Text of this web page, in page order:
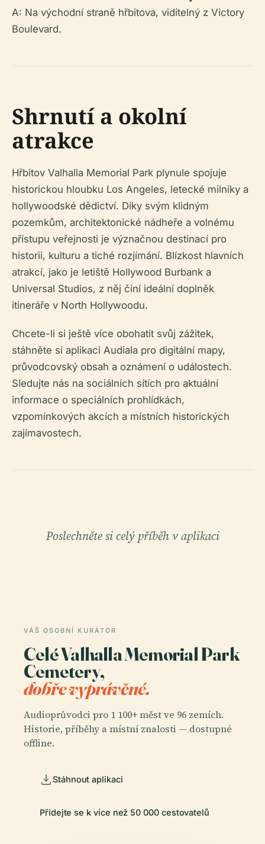
A: Na východní straně hřbitova, viditelný z Victory
Boulevard.
Shrnutí a okolní
atrakce
Hřbitov Valhalla Memorial Park plynule spojuje
historickou hloubku Los Angeles, letecké milníky a
hollywoodské dědictví. Díky svým klidným
pozemkům, architektonické nádheře a volnému
přístupu veřejnosti je význačnou destinací pro
historii, kulturu a tiché rozjímání. Blízkost hlavních
atrakcí, jako je letiště Hollywood Burbank a
Universal Studios, z něj činí ideální doplněk
itineráře v North Hollywoodu.
Chcete-li si ještě více obohatit svůj zážitek,
stáhněte si aplikaci Audiala pro digitální mapy,
průvodcovský obsah a oznámení o událostech.
Sledujte nás na sociálních sítích pro aktuální
informace o speciálních prohlídkách,
vzpomínkových akcích a místních historických
zajímavostech.
Poslechněte si celý příběh v aplikaci
VÁŠ OSOBNÍ KURÁTOR
Celé Valhalla Memorial Park
Cemetery,
dobře vyprávěné.
Audioprůvodci pro 1 100+ měst ve 96 zemích.
Historie, příběhy a místní znalosti — dostupné
offline.
Stáhnout aplikaci
Přidejte se k více než 50 000 cestovatelů